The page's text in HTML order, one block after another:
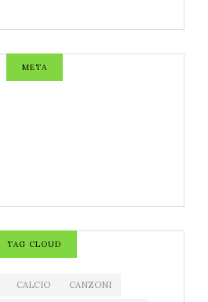
META
TAG CLOUD
CALCIO CANZONI